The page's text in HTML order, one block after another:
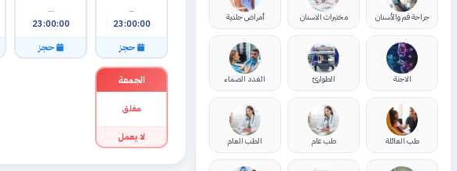
جراحة فم والأسنان مختبرات الاسنان أمراض جلدية
الاجنة الطوارئ الغدد الصماء
طب العائلة طب عام الطب العام
—
23:00:00
حجز
—
23:00:00
حجز
الجمعة
مغلق
لا يعمل